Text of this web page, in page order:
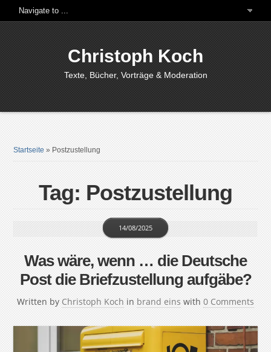
Christoph Koch
Texte, Bücher, Vorträge & Moderation
Startseite » Postzustellung
Tag: Postzustellung
Was wäre, wenn … die Deutsche
Post die Briefzustellung aufgäbe?
Written by Christoph Koch
14/08/2025
in brand eins with 0 Comments